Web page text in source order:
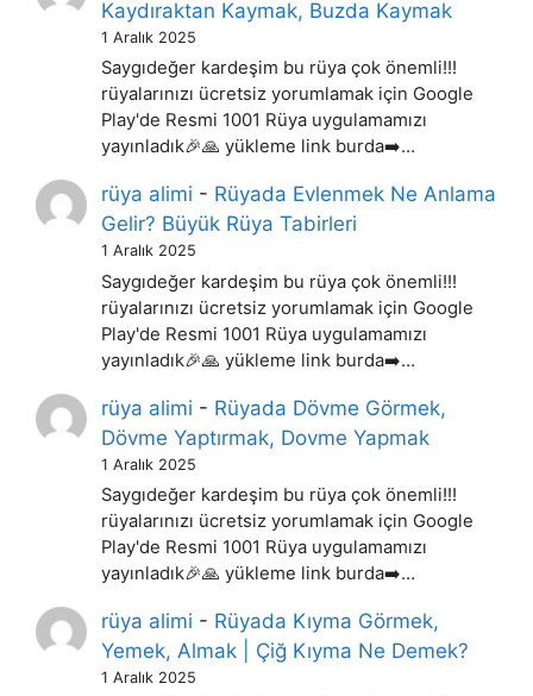
Kaydıraktan Kaymak, Buzda Kaymak
1 Aralık 2025
Saygıdeğer kardeşim bu rüya çok önemli!!!
rüyalarınızı ücretsiz yorumlamak için Google
Play'de Resmi 1001 Rüya uygulamamızı
yayınladık🎉🙏 yükleme link burda➡️…
rüya alimi - Rüyada Evlenmek Ne Anlama
Gelir? Büyük Rüya Tabirleri
1 Aralık 2025
Saygıdeğer kardeşim bu rüya çok önemli!!!
rüyalarınızı ücretsiz yorumlamak için Google
Play'de Resmi 1001 Rüya uygulamamızı
yayınladık🎉🙏 yükleme link burda➡️…
rüya alimi - Rüyada Dövme Görmek,
Dövme Yaptırmak, Dovme Yapmak
1 Aralık 2025
Saygıdeğer kardeşim bu rüya çok önemli!!!
rüyalarınızı ücretsiz yorumlamak için Google
Play'de Resmi 1001 Rüya uygulamamızı
yayınladık🎉🙏 yükleme link burda➡️…
rüya alimi - Rüyada Kıyma Görmek,
Yemek, Almak | Çiğ Kıyma Ne Demek?
1 Aralık 2025